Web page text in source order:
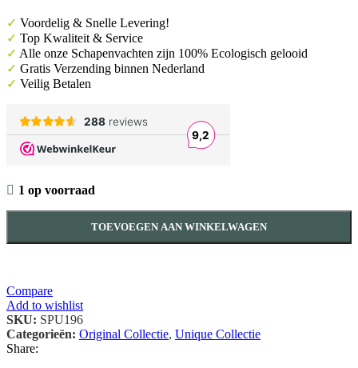
✓ Voordelig & Snelle Levering!
✓ Top Kwaliteit & Service
✓ Alle onze Schapenvachten zijn 100% Ecologisch gelooid
✓ Gratis Verzending binnen Nederland
✓ Veilig Betalen
1 op voorraad
TOEVOEGEN AAN WINKELWAGEN
Compare
Add to wishlist
SKU: SPU196
Categorieën: Original Collectie, Unique Collectie
Share: